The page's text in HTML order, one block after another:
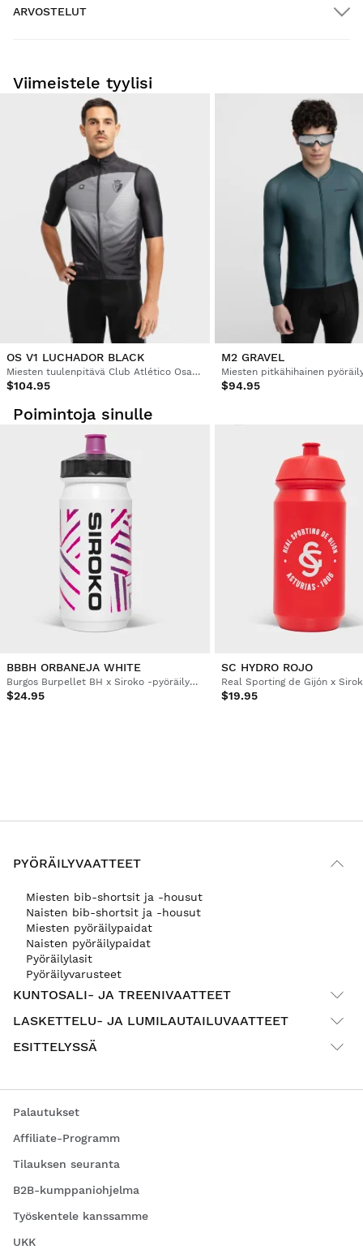
Kotiinkuljetus
Kokeile tuotteitamme mukavasti kotona. Sinulla on 30
päivää toimituspäivästä alkaen tehdä palautusilmoitus.
Voit helposti ja nopeasti palauttaa tuotteen tilauksestasi
käyttäjätilisi kautta.
Hyvitys alkuperäiselle maksutavallesi. Alkaen $9.95
ARVOSTELUT
Kirjoita ensimmäinen arvostelu tuotteesta
Viimeistele tyylisi
OS V1 LUCHADOR BLACK
Miesten tuulenpitävä Club Atlético Osasuna x Siroko -pyöräilyliivi
$104.95
M2 GRAVEL
Miesten pitkähihainen
$94.95
Poimintoja sinulle
BBBH ORBANEJA WHITE
Burgos Burpellet BH x Siroko -pyöräilypullo
$24.95
SC HYDRO ROJO
$19.95
PYÖRÄILYVAATTEET
Miesten bib-shortsit ja -housut
Naisten bib-shortsit ja -housut
Miesten pyöräilypaidat
Naisten pyöräilypaidat
Pyöräilylasit
Pyöräilyvarusteet
KUNTOSALI- JA TREENIVAATTEET
LASKETTELU- JA LUMILAUTAILUVAATTEET
ESITTELYSSÄ
Palautukset
Affiliate-Programm
Tilauksen seuranta
B2B-kumppaniohjelma
Työskentele kanssamme
UKK